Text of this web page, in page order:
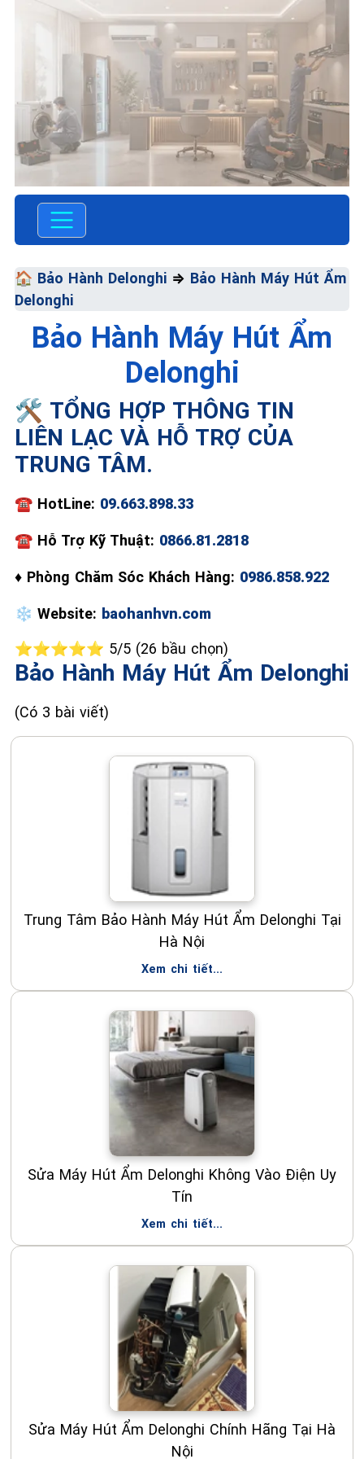
TRUNG TÂM BẢO HÀNH ĐIỆN
MÁY VN
HÀNH DELONGHI
Chất Lượng Tối Ưu - Giá Thành
Tối Thiểu - Dịch Vụ Tối Đa
📞 09.663.898.33
🏠 Bảo Hành Delonghi ⇒ Bảo Hành Máy Hút Ẩm
Delonghi
Bảo Hành Máy Hút Ẩm
Delonghi
🛠️ TỔNG HỢP THÔNG TIN
LIÊN LẠC VÀ HỖ TRỢ CỦA
TRUNG TÂM.
☎️ HotLine: 09.663.898.33
☎ Hỗ Trợ Kỹ Thuật: 0866.81.2818
♦ Phòng Chăm Sóc Khách Hàng: 0986.858.922
❄️ Website: baohanhvn.com
⭐⭐⭐⭐⭐ 5/5 (26 bầu chọn)
Bảo Hành Máy Hút Ẩm Delonghi
(Có 3 bài viết)
Trung Tâm Bảo Hành Máy Hút Ẩm Delonghi Tại
Hà Nội
Xem chi tiết...
Sửa Máy Hút Ẩm Delonghi Không Vào Điện Uy
Tín
Xem chi tiết...
Sửa Máy Hút Ẩm Delonghi Chính Hãng Tại Hà
Nội